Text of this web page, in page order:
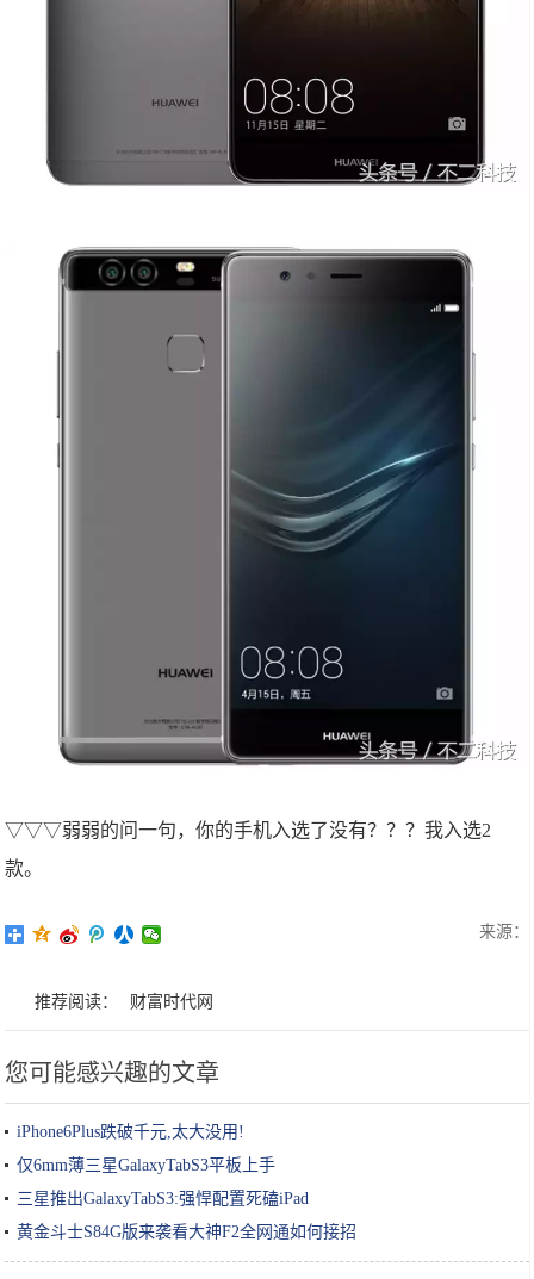
▽▽▽弱弱的问一句，你的手机入选了没有？？？我入选2
款。
来源：
推荐阅读： 财富时代网
您可能感兴趣的文章
iPhone6Plus跌破千元,太大没用!
仅6mm薄三星GalaxyTabS3平板上手
三星推出GalaxyTabS3:强悍配置死磕iPad
黄金斗士S84G版来袭看大神F2全网通如何接招